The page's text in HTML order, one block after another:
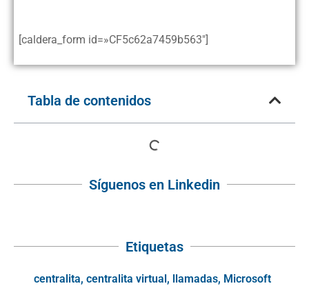
[caldera_form id=»CF5c62a7459b563″]
Tabla de contenidos
Síguenos en Linkedin
Etiquetas
centralita, centralita virtual, llamadas, Microsoft